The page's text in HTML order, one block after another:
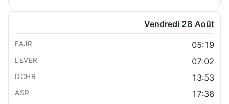
Vendredi 28 Août
05:19
07:02
13:53
17:38